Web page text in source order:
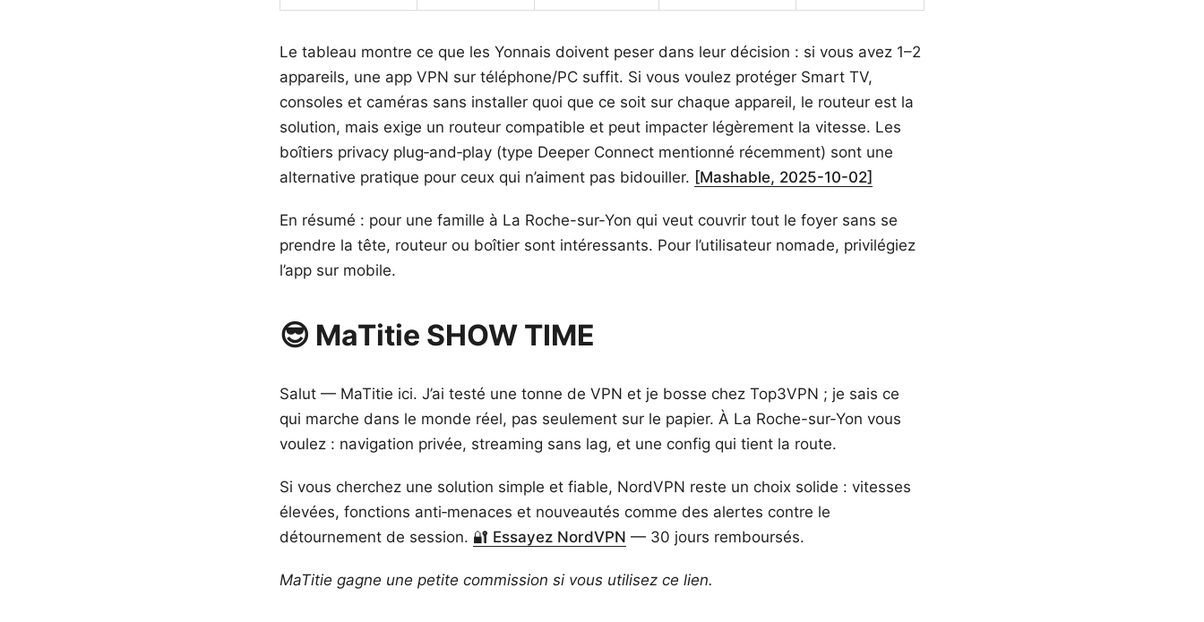
Le tableau montre ce que les Yonnais doivent peser dans leur décision : si vous avez 1–2
appareils, une app VPN sur téléphone/PC suffit. Si vous voulez protéger Smart TV,
consoles et caméras sans installer quoi que ce soit sur chaque appareil, le routeur est la
solution, mais exige un routeur compatible et peut impacter légèrement la vitesse. Les
boîtiers privacy plug‑and‑play (type Deeper Connect mentionné récemment) sont une
alternative pratique pour ceux qui n’aiment pas bidouiller. [Mashable, 2025-10-02]
En résumé : pour une famille à La Roche-sur-Yon qui veut couvrir tout le foyer sans se
prendre la tête, routeur ou boîtier sont intéressants. Pour l’utilisateur nomade, privilégiez
l’app sur mobile.
😎 MaTitie SHOW TIME
Salut — MaTitie ici. J’ai testé une tonne de VPN et je bosse chez Top3VPN ; je sais ce
qui marche dans le monde réel, pas seulement sur le papier. À La Roche-sur-Yon vous
voulez : navigation privée, streaming sans lag, et une config qui tient la route.
Si vous cherchez une solution simple et fiable, NordVPN reste un choix solide : vitesses
élevées, fonctions anti‑menaces et nouveautés comme des alertes contre le
détournement de session. 🔐 Essayez NordVPN — 30 jours remboursés.
MaTitie gagne une petite commission si vous utilisez ce lien.